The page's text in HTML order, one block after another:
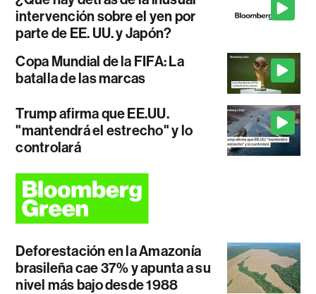
intervención sobre el yen por
parte de EE. UU. y Japón?
Copa Mundial de la FIFA: La
batalla de las marcas
Trump afirma que EE.UU.
"mantendrá el estrecho" y lo
controlará
Deforestación en la Amazonía
brasileña cae 37% y apunta a su
nivel más bajo desde 1988